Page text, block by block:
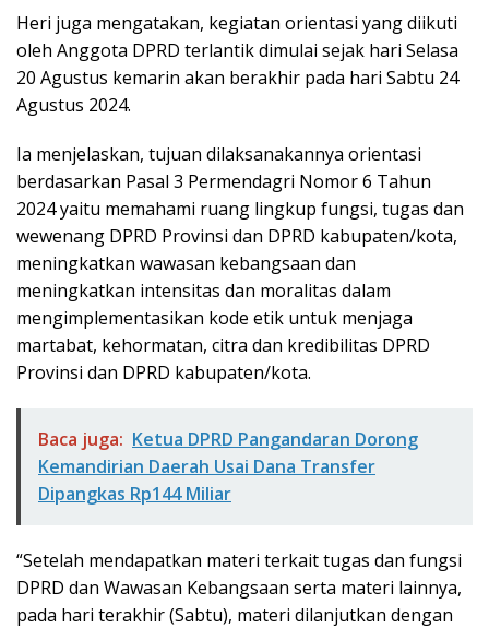
Heri juga mengatakan, kegiatan orientasi yang diikuti
oleh Anggota DPRD terlantik dimulai sejak hari Selasa
20 Agustus kemarin akan berakhir pada hari Sabtu 24
Agustus 2024.
Ia menjelaskan, tujuan dilaksanakannya orientasi
berdasarkan Pasal 3 Permendagri Nomor 6 Tahun
2024 yaitu memahami ruang lingkup fungsi, tugas dan
wewenang DPRD Provinsi dan DPRD kabupaten/kota,
meningkatkan wawasan kebangsaan dan
meningkatkan intensitas dan moralitas dalam
mengimplementasikan kode etik untuk menjaga
martabat, kehormatan, citra dan kredibilitas DPRD
Provinsi dan DPRD kabupaten/kota.
Baca juga: Ketua DPRD Pangandaran Dorong
Kemandirian Daerah Usai Dana Transfer
Dipangkas Rp144 Miliar
“Setelah mendapatkan materi terkait tugas dan fungsi
DPRD dan Wawasan Kebangsaan serta materi lainnya,
pada hari terakhir (Sabtu), materi dilanjutkan dengan